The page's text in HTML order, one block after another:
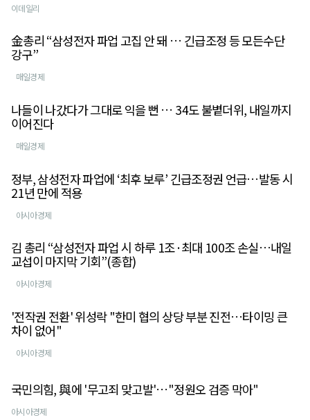
이데일리
金총리 “삼성전자 파업 고집 안 돼 … 긴급조정 등 모든수단
강구”
매일경제
나들이 나갔다가 그대로 익을 뻔 … 34도 불볕더위, 내일까지
이어진다
매일경제
정부, 삼성전자 파업에 ‘최후 보루’ 긴급조정권 언급…발동 시
21년 만에 적용
아시아경제
김 총리 “삼성전자 파업 시 하루 1조·최대 100조 손실…내일
교섭이 마지막 기회”(종합)
아시아경제
'전작권 전환' 위성락 "한미 협의 상당 부분 진전…타이밍 큰
차이 없어"
아시아경제
국민의힘, 與에 '무고죄 맞고발'…"정원오 검증 막아"
아시아경제